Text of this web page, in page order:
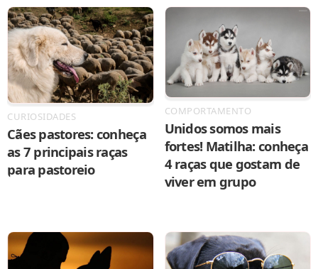
CURIOSIDADES
Cães pastores: conheça
as 7 principais raças
para pastoreio
COMPORTAMENTO
Unidos somos mais
fortes! Matilha: conheça
4 raças que gostam de
viver em grupo